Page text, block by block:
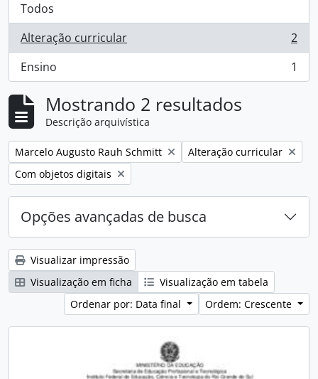
Todos
Alteração curricular
, 2 resultados
2
Ensino
, 1 resultados 1
Mostrando 2 resultados
Descrição arquivística
Remover filtro:
Marcelo Augusto Rauh Schmitt Remover filtro:
Alteração curricular
Remover filtro:
Com objetos digitais
Opções avançadas de busca
Visualizar impressão
Visualização em ficha
Visualização em tabela
Ordenar por: Data final
Ordem: Crescente